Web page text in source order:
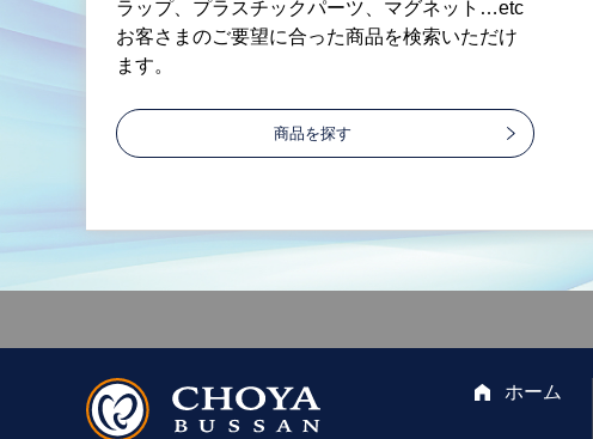
ラップ、プラスチックパーツ、マグネット…etc
お客さまのご要望に合った商品を検索いただけ
ます。
商品を探す
ホーム